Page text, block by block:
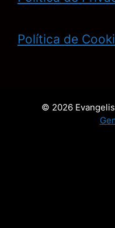
Política de
© 2026